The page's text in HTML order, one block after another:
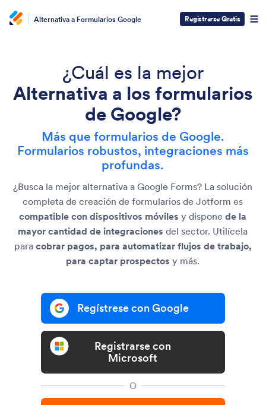
Alternativa a Formularios Google Registrarse Gratis
¿Cuál es la mejor
Alternativa a los formularios
de Google?
Más que formularios de Google.
Formularios robustos, integraciones más
profundas.
¿Busca la mejor alternativa a Google Forms? La solución
completa de creación de formularios de Jotform es
compatible con dispositivos móviles y disponede la
mayor cantidad de integraciones del sector. Utilícela
paracobrar pagos, para automatizar flujos de trabajo,
para captar prospectos y más.
Regístrese con Google
Registrarse con
Microsoft
O